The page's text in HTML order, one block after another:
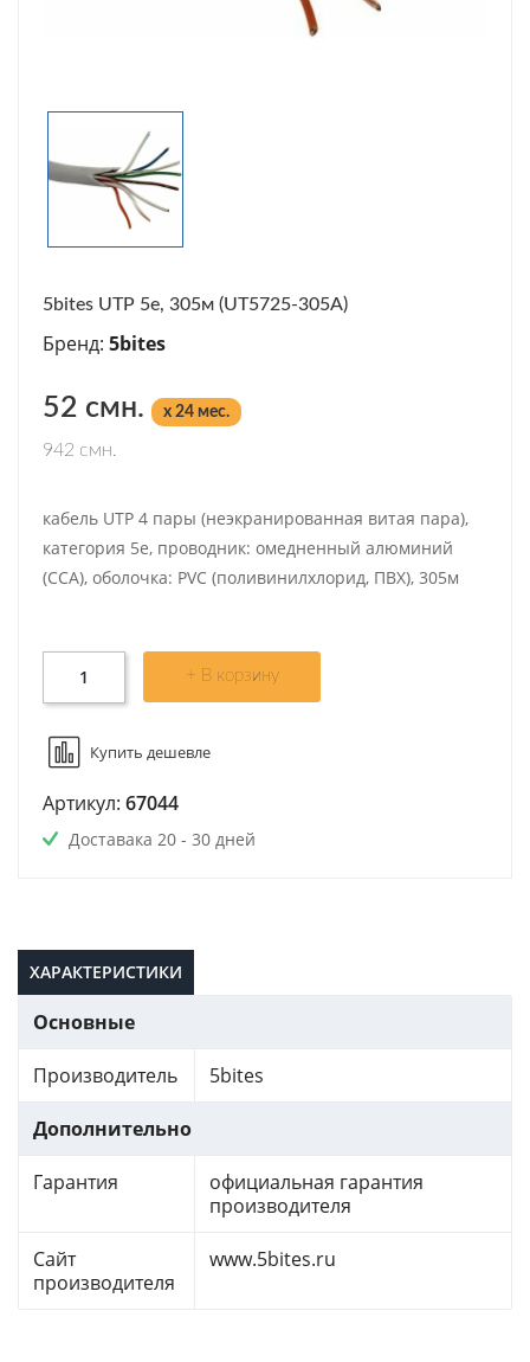
5bites UTP 5e, 305м (UT5725-305A)
Бренд: 5bites
52 смн. x 24 мес.
942 смн.
кабель UTP 4 пары (неэкранированная витая пара),
категория 5e, проводник: омедненный алюминий
(CCA), оболочка: PVC (поливинилхлорид, ПВХ), 305м
+ В корзину
Купить дешевле
Артикул: 67044
Доставака 20 - 30 дней
ХАРАКТЕРИСТИКИ
Основные
Производитель 5bites
Дополнительно
Гарантия
официальная гарантия
производителя
Сайт
производителя
www.5bites.ru